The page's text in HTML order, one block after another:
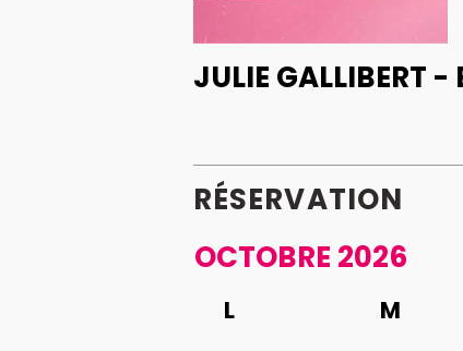
JULIE GALLIBERT -
RÉSERVATION
OCTOBRE 2026
L M